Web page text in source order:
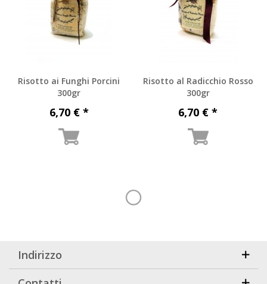
Risotto ai Funghi Porcini
300gr
6,70 € *
Risotto al Radicchio Rosso
300gr
6,70 € *
Indirizzo